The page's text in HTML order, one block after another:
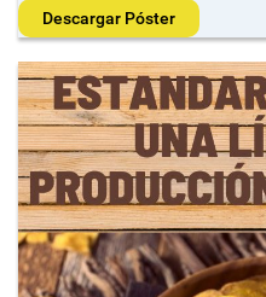
Descargar Póster